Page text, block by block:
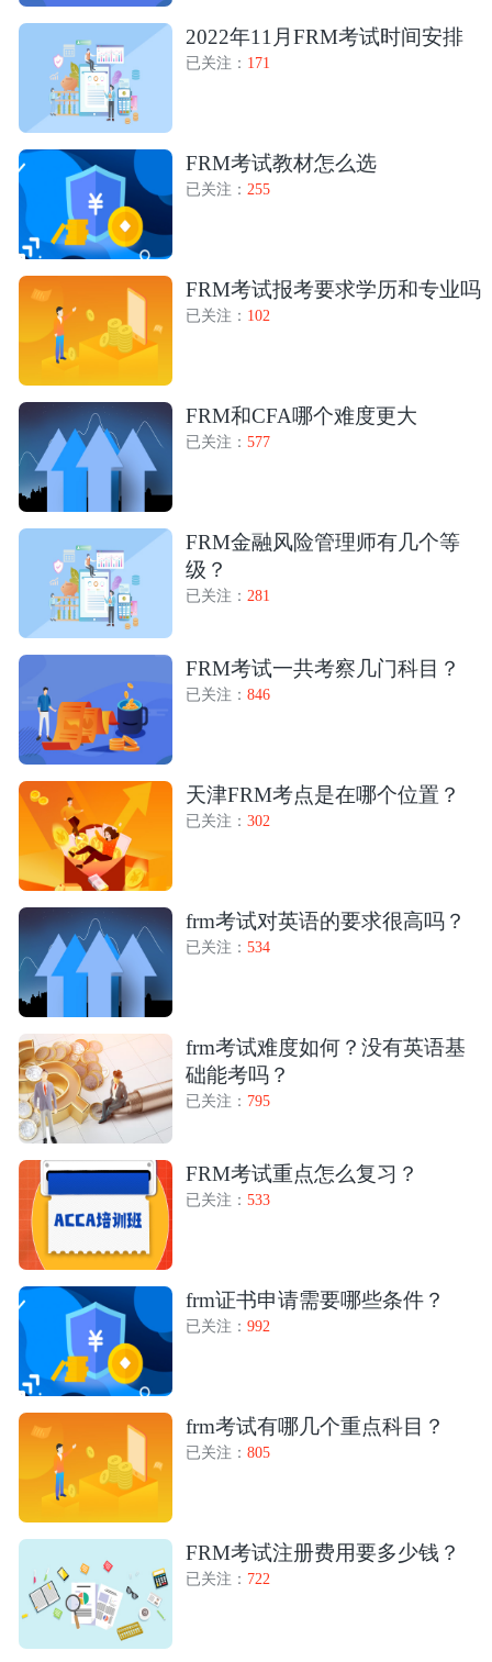
2022年11月FRM考试时间安排
已关注： 171
FRM考试教材怎么选
已关注： 255
FRM考试报考要求学历和专业吗
已关注： 102
FRM和CFA哪个难度更大
已关注： 577
FRM金融风险管理师有几个等
级？
已关注： 281
FRM考试一共考察几门科目？
已关注： 846
天津FRM考点是在哪个位置？
已关注： 302
frm考试对英语的要求很高吗？
已关注： 534
frm考试难度如何？没有英语基
础能考吗？
已关注： 795
FRM考试重点怎么复习？
已关注： 533
frm证书申请需要哪些条件？
已关注： 992
frm考试有哪几个重点科目？
已关注： 805
FRM考试注册费用要多少钱？
已关注： 722